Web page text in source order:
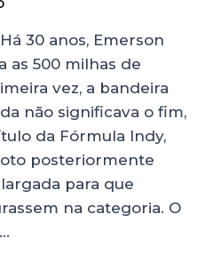
30 anos, Emerson
as 500 milhas de
vez, a bandeira
não significava o fim,
da Fórmula Indy,
posteriormente
para que
na categoria. O